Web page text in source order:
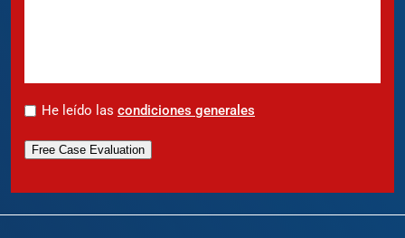
* He leído las condiciones generales
Free Case Evaluation